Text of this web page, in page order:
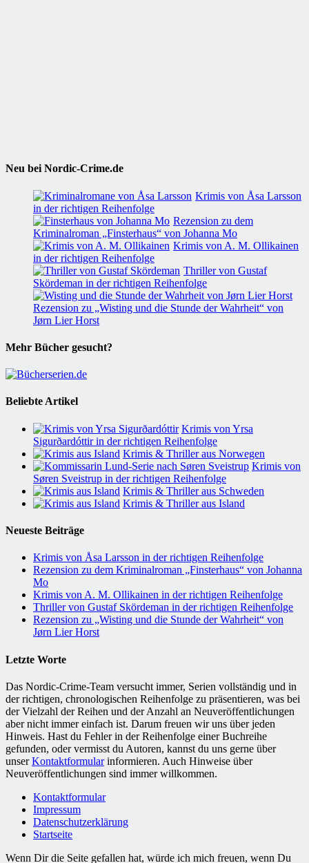
Neu bei Nordic-Crime.de
Krimis von Åsa Larsson
in der richtigen Reihenfolge
Rezension zu dem
Kriminalroman „Finsterhaus“ von Johanna Mo
Krimis von A. M. Ollikainen
in der richtigen Reihenfolge
Thriller von Gustaf
Skördeman in der richtigen Reihenfolge
Rezension zu „Wisting und die Stunde der Wahrheit“ von
Jørn Lier Horst
Mehr Bücher gesucht?
Beliebte Artikel
Krimis von Yrsa
Sigurðardóttir in der richtigen Reihenfolge
Krimis & Thriller aus Norwegen
Krimis von
Søren Sveistrup in der richtigen Reihenfolge
Krimis & Thriller aus Schweden
Krimis & Thriller aus Island
Neueste Beiträge
Krimis von Åsa Larsson in der richtigen Reihenfolge
Rezension zu dem Kriminalroman „Finsterhaus“ von Johanna
Mo
Krimis von A. M. Ollikainen in der richtigen Reihenfolge
Thriller von Gustaf Skördeman in der richtigen Reihenfolge
Rezension zu „Wisting und die Stunde der Wahrheit“ von
Jørn Lier Horst
Letzte Worte
Das Nordic-Crime-Team versucht immer, Serien vollständig und in
der richtigen, chronologischen Reihenfolge zu präsentieren, was bei
der Vielzahl der Reihen und der Anzahl an Neuveröffentlichungen
aber nicht immer einfach ist. Darum freuen wir uns über jeden
Hinweis. Hast du Fehler in der Reihenfolge einer Buchreihe
gefunden, oder vermisst du Autoren, kannst du uns gerne über
unserKontaktformularinformieren. Auch Hinweise über
Neuveröffentlichungen sind immer willkommen.
Kontaktformular
Impressum
Datenschutzerklärung
Startseite
Wenn Dir die Seite gefallen hat, würde ich mich freuen, wenn Du